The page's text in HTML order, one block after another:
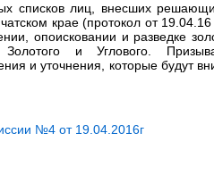
списков лиц, внесших
крае (протокол от
опоисковании и разведке
Золотого и Углового.
и уточнения, которые будут
№4 от 19.04.2016г